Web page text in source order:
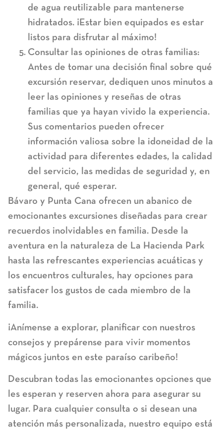
de agua reutilizable para mantenerse
hidratados. ¡Estar bien equipados es estar
listos para disfrutar al máximo!
Consultar las opiniones de otras familias:
Antes de tomar una decisión final sobre qué
excursión reservar, dediquen unos minutos a
leer las opiniones y reseñas de otras
familias que ya hayan vivido la experiencia.
Sus comentarios pueden ofrecer
información valiosa sobre la idoneidad de la
actividad para diferentes edades, la calidad
del servicio, las medidas de seguridad y, en
general, qué esperar.
Bávaro y Punta Cana ofrecen un abanico de
emocionantes excursiones diseñadas para crear
recuerdos inolvidables en familia. Desde la
aventura en la naturaleza de La Hacienda Park
hasta las refrescantes experiencias acuáticas y
los encuentros culturales, hay opciones para
satisfacer los gustos de cada miembro de la
familia.
¡Anímense a explorar, planificar con nuestros
consejos y prepárense para vivir momentos
mágicos juntos en este paraíso caribeño!
Descubran todas las emocionantes opciones que
les esperan y reserven ahora para asegurar su
lugar. Para cualquier consulta o si desean una
atención más personalizada, nuestro equipo está